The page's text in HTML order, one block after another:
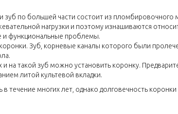
зуб по большей части состоит из
нагрузки и поэтому изнашиваются
и функциональные проблемы.
Зуб, корневые каналы которого были
на такой зуб можно установить коронку.
литой культевой вкладки.
многих лет, однако долговечность коронки